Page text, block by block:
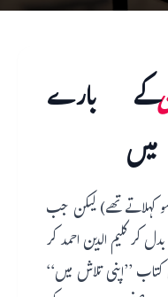
کے بارے
میں
کہلاتے تھے) لیکن جب
کر کلیم الدین احمد کر
’’اپنی تلاش میں‘‘